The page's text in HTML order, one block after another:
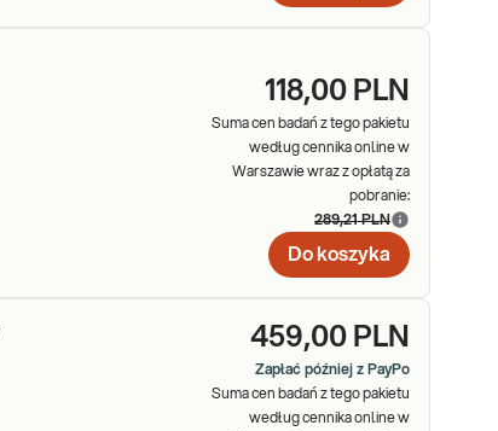
118,00 PLN
Suma cen badań z tego pakietu
według cennika online w
Warszawie wraz z opłatą za
pobranie:
289,21 PLN
Do koszyka
459,00 PLN
Zapłać później z PayPo
Suma cen badań z tego pakietu
według cennika online w